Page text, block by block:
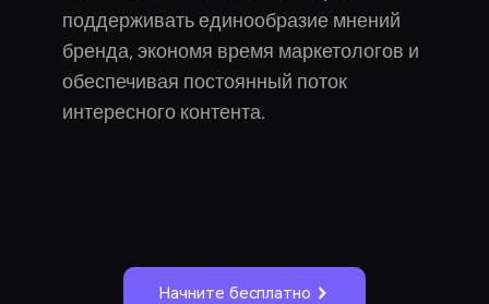
поддерживать единообразие мнений
бренда, экономя время маркетологов и
обеспечивая постоянный поток
интересного контента.
Начните бесплатно